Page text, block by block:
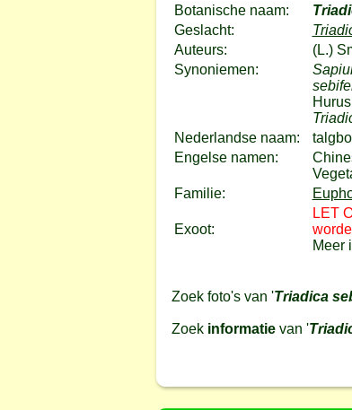
Botanische naam:
Geslacht:
Auteurs:
(L.)
Synoniemen:
Nederlandse naam:
Engelse namen:
Familie:
Exoot:
LET
Meer
Zoek foto's van 'Triadica
Zoek informatievan '